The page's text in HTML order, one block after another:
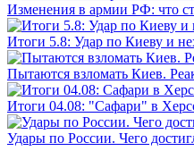
Изменения в армии РФ: что
Итоги 5.8: Удар по Киеву и
Пытаются взломать Киев.
Итоги 04.08: "Сафари" в
Удары по России. Чего